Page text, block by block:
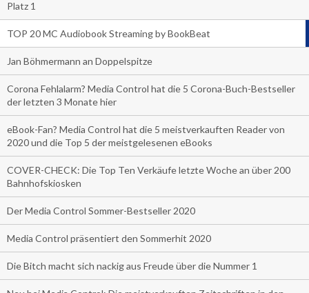
Platz 1
TOP 20 MC Audiobook Streaming by BookBeat
Jan Böhmermann an Doppelspitze
Corona Fehlalarm? Media Control hat die 5 Corona-Buch-Bestseller
der letzten 3 Monate hier
eBook-Fan? Media Control hat die 5 meistverkauften Reader von
2020 und die Top 5 der meistgelesenen eBooks
COVER-CHECK: Die Top Ten Verkäufe letzte Woche an über 200
Bahnhofskiosken
Der Media Control Sommer-Bestseller 2020
Media Control präsentiert den Sommerhit 2020
Die Bitch macht sich nackig aus Freude über die Nummer 1